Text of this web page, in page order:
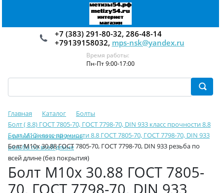
+7 (383) 291-80-32, 286-48-14
+79139158032, mps-nsk@yandex.ru
Время работы:
Пн-Пт 9:00-17:00
Главная Каталог
Болты
Болт ( 8.8) ГОСТ 7805-70, ГОСТ 7798-70, DIN 933 класс прочности 8.8
с резьбой по всей длине
Болт М10 класс прочности 8.8 ГОСТ 7805-70, ГОСТ 7798-70, DIN 933
резьба по всей длине
Болт М10х 30.88 ГОСТ 7805-70, ГОСТ 7798-70, DIN 933 резьба по
всей длине (без покрытия)
Болт М10х 30.88 ГОСТ 7805-
70, ГОСТ 7798-70, DIN 933